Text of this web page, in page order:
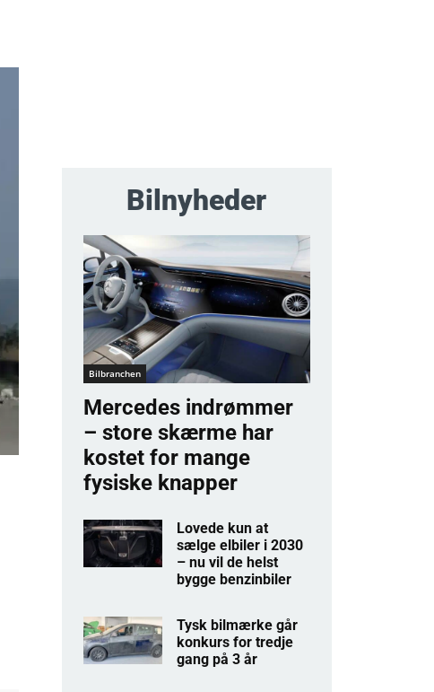
Bilnyheder
Bilbranchen
Mercedes indrømmer
– store skærme har
kostet for mange
fysiske knapper
Lovede kun at
sælge elbiler i 2030
– nu vil de helst
bygge benzinbiler
Tysk bilmærke går
konkurs for tredje
gang på 3 år